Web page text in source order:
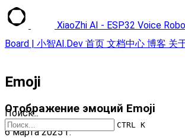
XiaoZhi AI - ESP32 Voice
Board | 小智AI.Dev 首页 文档中心 博客 关
Поиск...
CTRL K
Emoji
Отображение эмоций Emoji
6 марта 2025 г.